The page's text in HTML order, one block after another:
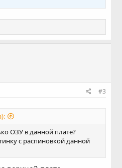
#3
ОЗУ в данной плате?
с распиновкой данной